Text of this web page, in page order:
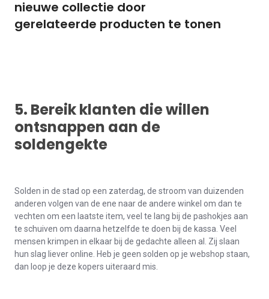
nieuwe collectie door
gerelateerde producten te tonen
5. Bereik klanten die willen
ontsnappen aan de
soldengekte
Solden in de stad op een zaterdag, de stroom van duizenden
anderen volgen van de ene naar de andere winkel om dan te
vechten om een laatste item, veel te lang bij de pashokjes aan
te schuiven om daarna hetzelfde te doen bij de kassa. Veel
mensen krimpen in elkaar bij de gedachte alleen al. Zij slaan
hun slag liever online. Heb je geen solden op je webshop staan,
dan loop je deze kopers uiteraard mis.